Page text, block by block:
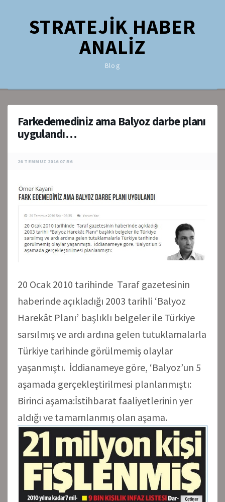
STRATEJİK HABER
ANALİZ
Blog
Farkedemediniz ama Balyoz darbe planı
uygulandı…
26 TEMMUZ 2016 07:56
20 Ocak 2010 tarihinde Taraf gazetesinin
haberinde açıkladığı 2003 tarihli ‘Balyoz
Harekât Planı’ başlıklı belgeler ile Türkiye
sarsılmış ve ardı ardına gelen tutuklamalarla
Türkiye tarihinde görülmemiş olaylar
yaşanmıştı. İddianameye göre, ‘Balyoz’un 5
aşamada gerçekleştirilmesi planlanmıştı:
Birinci aşama:İstihbarat faaliyetlerinin yer
aldığı ve tamamlanmış olan aşama.